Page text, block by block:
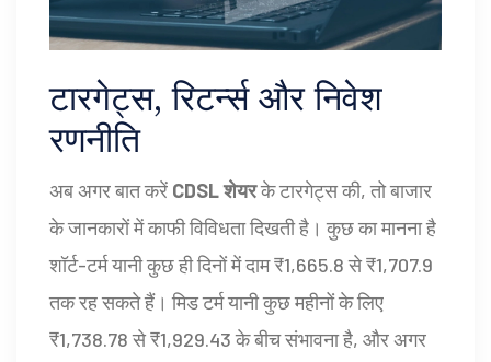
टारगेट्स, रिटर्न्स और निवेश
रणनीति
अब अगर बात करें CDSL शेयरके टारगेट्स की, तो बाजार
के जानकारों में काफी विविधता दिखती है। कुछ का मानना है
शॉर्ट-टर्म यानी कुछ ही दिनों में दाम ₹1,665.8 से ₹1,707.9
तक रह सकते हैं। मिड टर्म यानी कुछ महीनों के लिए
₹1,738.78 से ₹1,929.43 के बीच संभावना है, और अगर